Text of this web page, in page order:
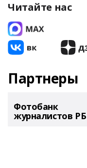
Читайте нас
Партнеры
Фотобанк
журналистов РБ